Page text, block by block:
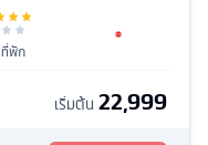
ที่พัก
เริ่มต้น 22,999